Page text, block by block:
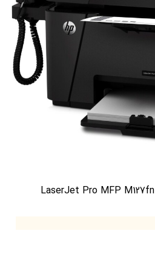
پرینتر چند کاره اچ پی مدل LaserJet Pro MFP M127fn